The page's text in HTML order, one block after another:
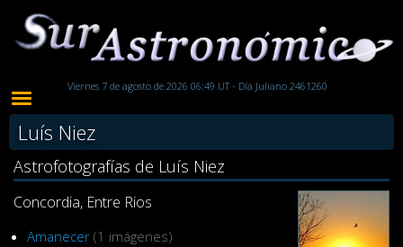
Viernes 7 de agosto de 2026 06:49 UT - Día Juliano 2461260
Luís Niez
Astrofotografías de Luís Niez
Concordia, Entre Rios
Amanecer (1 imágenes)